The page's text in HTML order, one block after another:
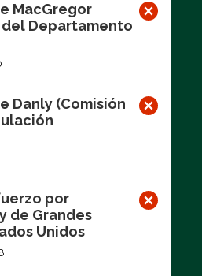
MacGregor
Departamento
Danly (Comisión
por
de Grandes
Unidos